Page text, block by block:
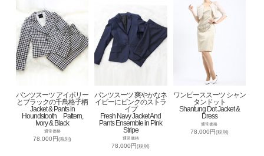
パンツスーツ アイボリー
とブラックの千鳥格子柄
Jacket & Pants in
Houndstooth Pattern,
Ivory & Black
通常価格
78,000円(税別)
パンツスーツ 爽やかなネ
イビーにピンクのストラ
イプ
Fresh Navy Jacket And
Pants Ensemble in Pink
Stripe
通常価格
78,000円(税別)
ワンピーススーツ シャン
タンドット
Shantung Dot Jacket &
Dress
通常価格
78,000円(税別)